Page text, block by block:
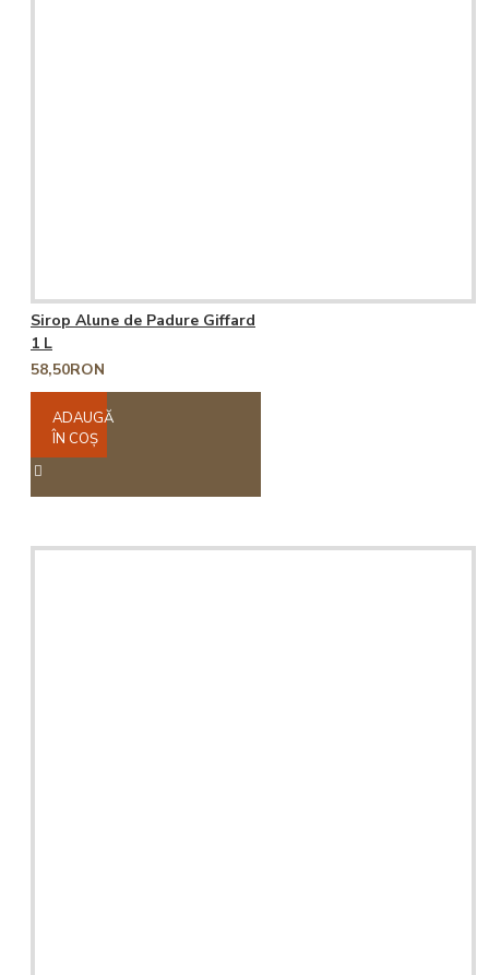
Sirop Alune de Padure Giffard
1 L
58,50RON
ADAUGĂ
ÎN COŞ